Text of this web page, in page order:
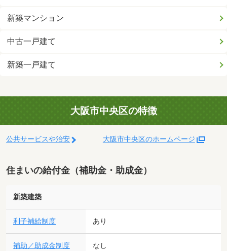
新築マンション
中古一戸建て
新築一戸建て
大阪市中央区の特徴
公共サービスや治安 大阪市中央区のホームページ
住まいの給付金（補助金・助成金）
新築建築
利子補給制度 あり
補助／助成金制度 なし